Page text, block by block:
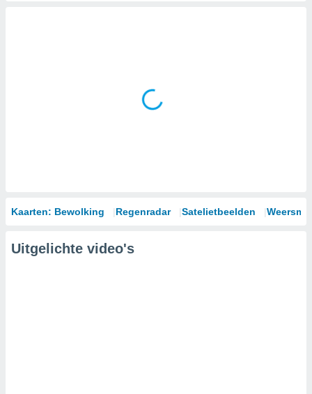
Kaarten: Bewolking Regenradar Satelietbeelden
Uitgelichte video's